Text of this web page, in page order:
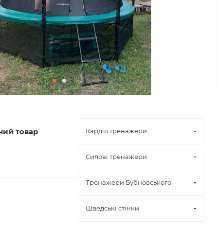
товар Кардіо тренажери
Силові тренажери
Тренажери Бубновського
Шведські стінки